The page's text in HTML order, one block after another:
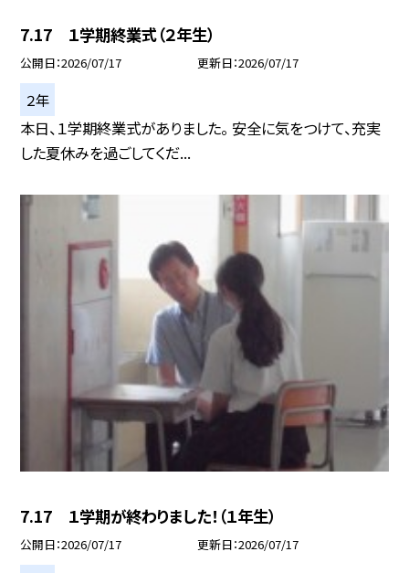
7.17 １学期終業式（２年生）
公開日 2026/07/17 更新日 2026/07/17
２年
本日、１学期終業式がありました。 安全に気をつけて、充実
した夏休みを過ごしてくだ...
7.17 １学期が終わりました！（１年生）
公開日 2026/07/17 更新日 2026/07/17